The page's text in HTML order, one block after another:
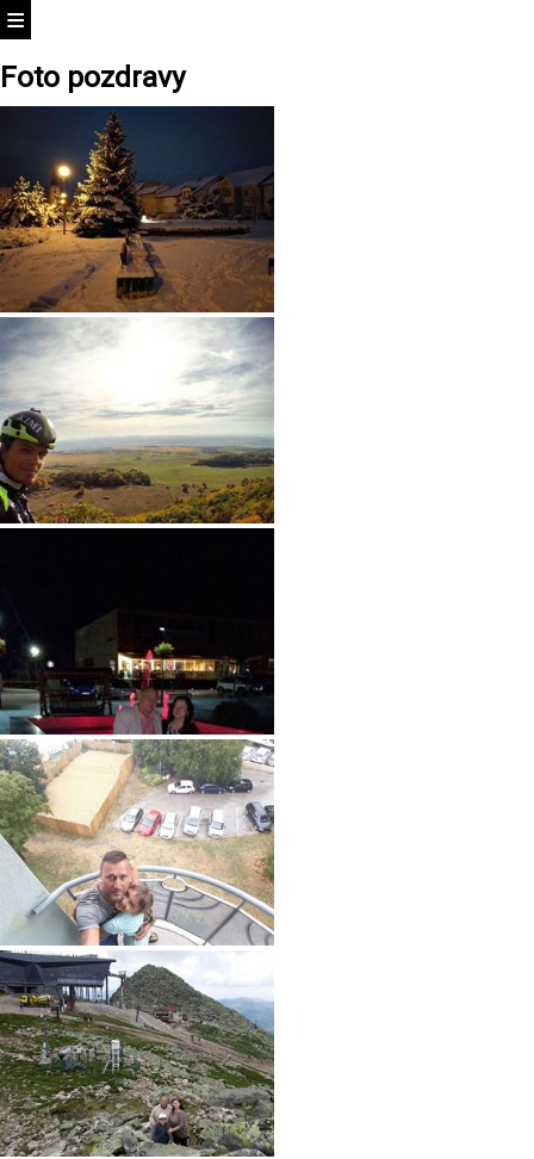
Foto pozdravy